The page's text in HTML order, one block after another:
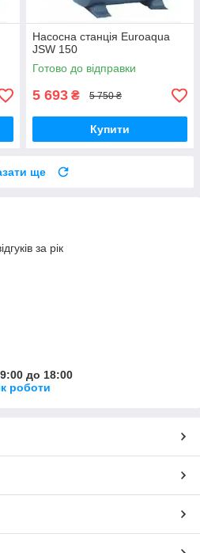
Насосна станція Euroaqua
JSW 150
Готово до відправки
5 693 ₴ 5 750 ₴
Купити
ще
за рік
до 18:00
роботи